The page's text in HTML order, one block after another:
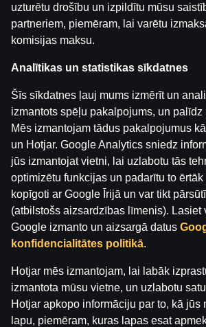
Ģenerālis ar Jurģi Kalnu |
byDāvis
byDāvis 2026. g. 17. jūn.
Ekspresintervija | Lauris
Dāvis
Boksa Nagla | Sandis Kleins un
byDāvis 2026. g. 9. jūn.
INTERVIJAS
Аtpakaļ
uzturētu drošību un izpildītu mūsu
partneriem, piemēram, lai varētu
komisijas maksu.
Analītikas un statistikas sīkdatnes
Šīs sīkdatnes ļauj mums izmērīt un
izmantots spēļu pakalpojums, un palīdz
Mēs izmantojam tādus pakalpojumus
un Hotjar. Google Analytics sniedz
jūs izmantojat vietni, lai uzlabotu tās
optimizētu funkcijas un padarītu to
kopīgoti ar Google Īrijā un var tikt
(atbilstošs aizsardzības līmenis). Lasiet
Google izmanto un aizsargā datus
konfidencialitātes politikā.
Hotjar mēs izmantojam, lai labāk
izmantota mūsu vietne, un uzlabotu
Hotjar apkopo informāciju par to, kā jūs
lapu, piemēram, kuras lapas esat